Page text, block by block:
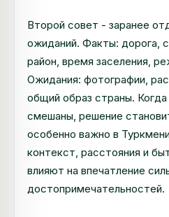
Второй совет - заранее
ожиданий. Факты: дорога,
район, время заселения,
Ожидания: фотографии,
общий образ страны.
смешаны, решение
особенно важно в
контекст, расстояния и
влияют на впечатление
достопримечательностей.